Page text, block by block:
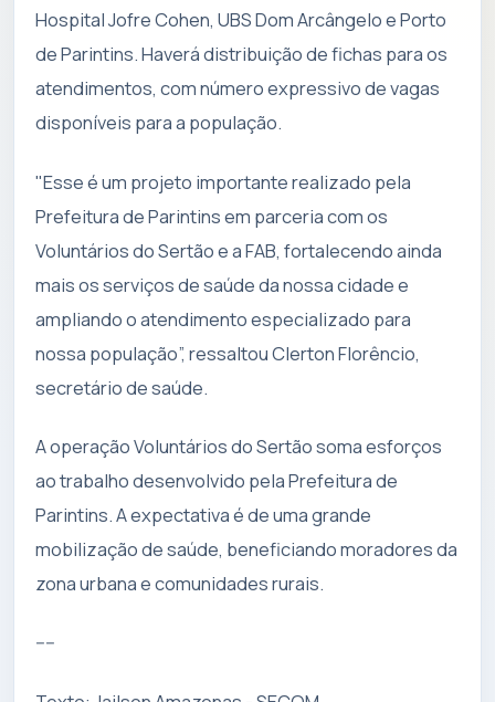
Hospital Jofre Cohen, UBS Dom Arcângelo e Porto
de Parintins. Haverá distribuição de fichas para os
atendimentos, com número expressivo de vagas
disponíveis para a população.
"Esse é um projeto importante realizado pela
Prefeitura de Parintins em parceria com os
Voluntários do Sertão e a FAB, fortalecendo ainda
mais os serviços de saúde da nossa cidade e
ampliando o atendimento especializado para
nossa população”, ressaltou Clerton Florêncio,
secretário de saúde.
A operação Voluntários do Sertão soma esforços
ao trabalho desenvolvido pela Prefeitura de
Parintins. A expectativa é de uma grande
mobilização de saúde, beneficiando moradores da
zona urbana e comunidades rurais.
----